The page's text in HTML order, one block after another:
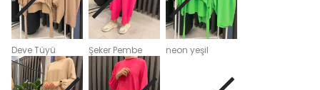
Deve Tüyü Şeker Pembe neon yeşil